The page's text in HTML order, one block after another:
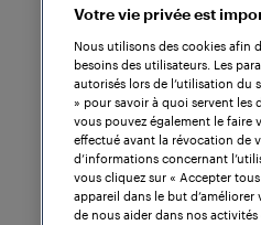
Votre vie privée est
Nous utilisons des cookies afin
besoins des utilisateurs. Les
autorisés lors de l’utilisation du
» pour savoir à quoi servent
vous pouvez également le faire
effectué avant la révocation de
d’informations concernant
vous cliquez sur « Accepter
appareil dans le but
de nous aider dans nos activités